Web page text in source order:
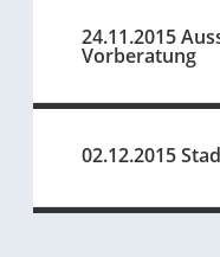
24.11.2015
Vorberatung
02.12.2015